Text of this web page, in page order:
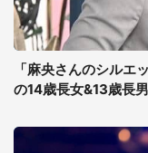
「麻央さんのシルエ
の14歳長女&13歳長